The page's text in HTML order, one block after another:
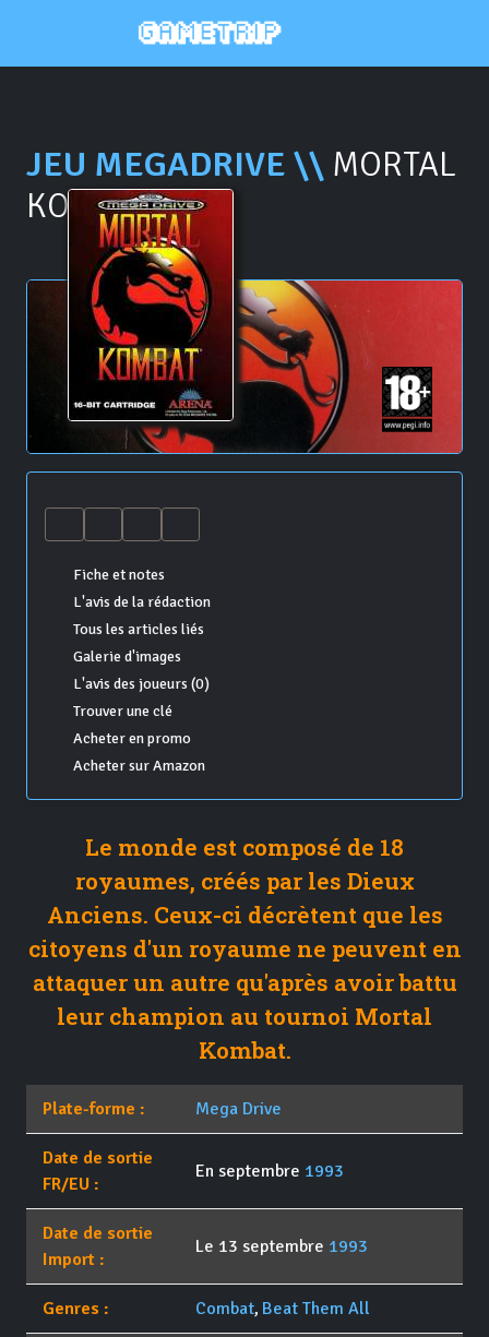
JEU MEGADRIVE \\ MORTAL
KOMBAT
Fiche et notes
L'avis de la rédaction
Tous les articles liés
Galerie d'images
L'avis des joueurs (0)
Trouver une clé
Acheter en promo
Acheter sur Amazon
Le monde est composé de 18
royaumes, créés par les Dieux
Anciens. Ceux-ci décrètent que les
citoyens d'un royaume ne peuvent en
attaquer un autre qu'après avoir battu
leur champion au tournoi Mortal
Kombat.
Plate-forme : Mega Drive
Date de sortie
FR/EU :
En septembre 1993
Date de sortie
Import :
Le 13 septembre 1993
Genres : Combat, Beat Them All